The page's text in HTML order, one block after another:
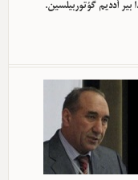
آددیم گؤتوربیلسین.